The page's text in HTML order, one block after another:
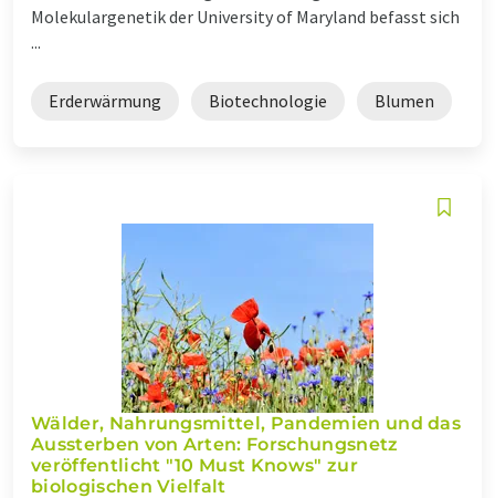
Molekulargenetik der University of Maryland befasst sich
...
Erderwärmung Biotechnologie Blumen
Wälder, Nahrungsmittel, Pandemien und das
Aussterben von Arten: Forschungsnetz
veröffentlicht "10 Must Knows" zur
biologischen Vielfalt